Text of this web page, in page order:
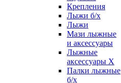
Крепления
Лыжи б/х
Лыжи
Мази лыжные
и аксессуары
Лыжные
аксессуары Х
Палки лыжные
б/х